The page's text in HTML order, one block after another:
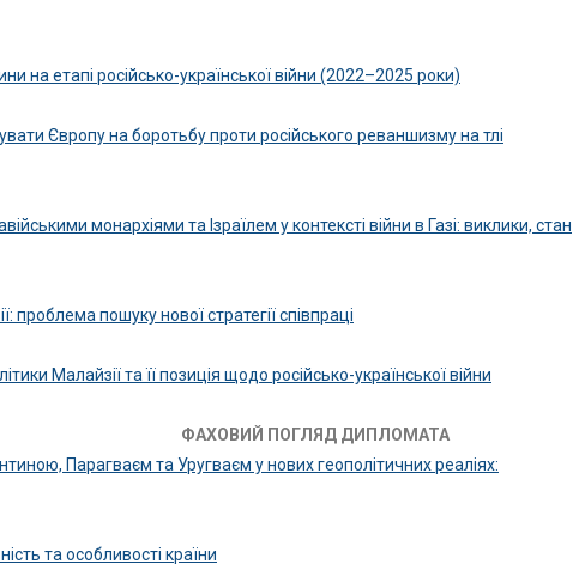
на етапі російсько-української війни (2022–2025 роки)
Європу на боротьбу проти російського реваншизму на тлі
монархіями та Ізраїлем у контексті війни в Газі: виклики, стан
проблема пошуку нової стратегії співпраці
Малайзії та її позиція щодо російсько-української війни
ФАХОВИЙ ПОГЛЯД ДИПЛОМАТА
Парагваєм та Уругваєм у нових геополітичних реаліях:
та особливості країни